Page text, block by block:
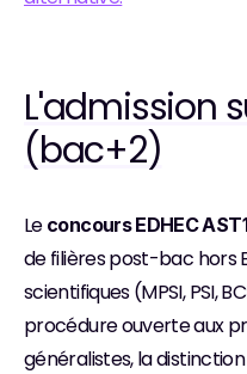
L'admission
(bac+2)
Le concours EDHEC AST1
de filières post-bac hors
scientifiques (MPSI, PSI,
procédure ouverte aux
généralistes, la